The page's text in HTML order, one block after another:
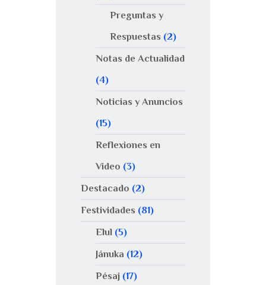
Preguntas y
Respuestas (2)
Notas de Actualidad
(4)
Noticias y Anuncios
(15)
Reflexiones en
Video (3)
Destacado (2)
Festividades (81)
Elul(5)
Jánuka (12)
Pésaj(17)